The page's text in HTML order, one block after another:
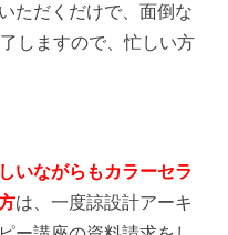
ただくだけで、面倒な
しますので、忙しい方
いながらもカラーセラ
は、一度諒設計アーキ